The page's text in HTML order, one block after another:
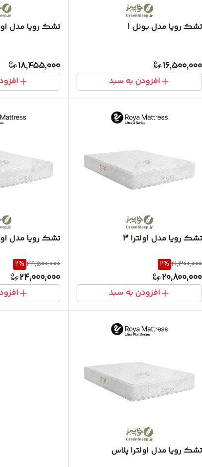
تشک رویا مدل بونل 1
16,500,000
افزودن به سبد
تشک رویا مدل
18,455,000
تشک رویا مدل اولترا 3
21,300,000
2%
20,800,000
افزودن به سبد
تشک رویا مدل
24,500,000
2%
24,000,000
تشک رویا مدل اولترا پلاس